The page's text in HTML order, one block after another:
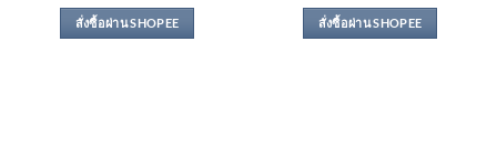
สั่งซื้อผ่าน SHOPEE สั่งซื้อผ่าน SHOPEE